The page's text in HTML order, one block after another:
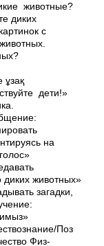
животные?
диких
с
ұзақ
дети!»
на
диких животных»
загадки,
Поз
Физ­